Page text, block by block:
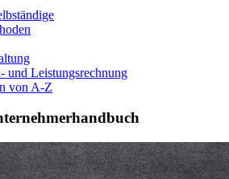
und Leistungsrechnung
von A-Z